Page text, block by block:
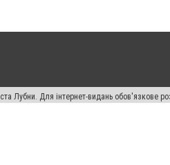
Лубни. Для інтернет-видань обов'язкове